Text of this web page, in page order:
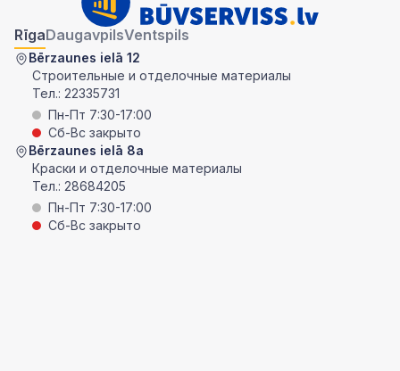
RīgaDaugavpilsVentspils
Bērzaunes ielā 12
Строительные и отделочные материалы
Тел.: 22335731
Пн-Пт 7:30-17:00
Сб-Вс закрыто
Bērzaunes ielā 8a
Краски и отделочные материалы
Тел.: 28684205
Пн-Пт 7:30-17:00
Сб-Вс закрыто